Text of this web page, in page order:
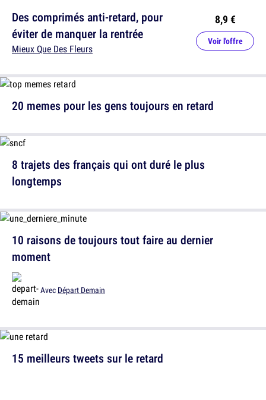
Des comprimés anti-retard, pour
éviter de manquer la rentrée
Mieux Que Des Fleurs
8,9 €
Voir l'offre
8 trajets des français qui ont duré le plus
longtemps
15 meilleurs tweets sur le retard
20 memes pour les gens toujours en retard
10 raisons de toujours tout faire au dernier
moment
Avec Départ Demain